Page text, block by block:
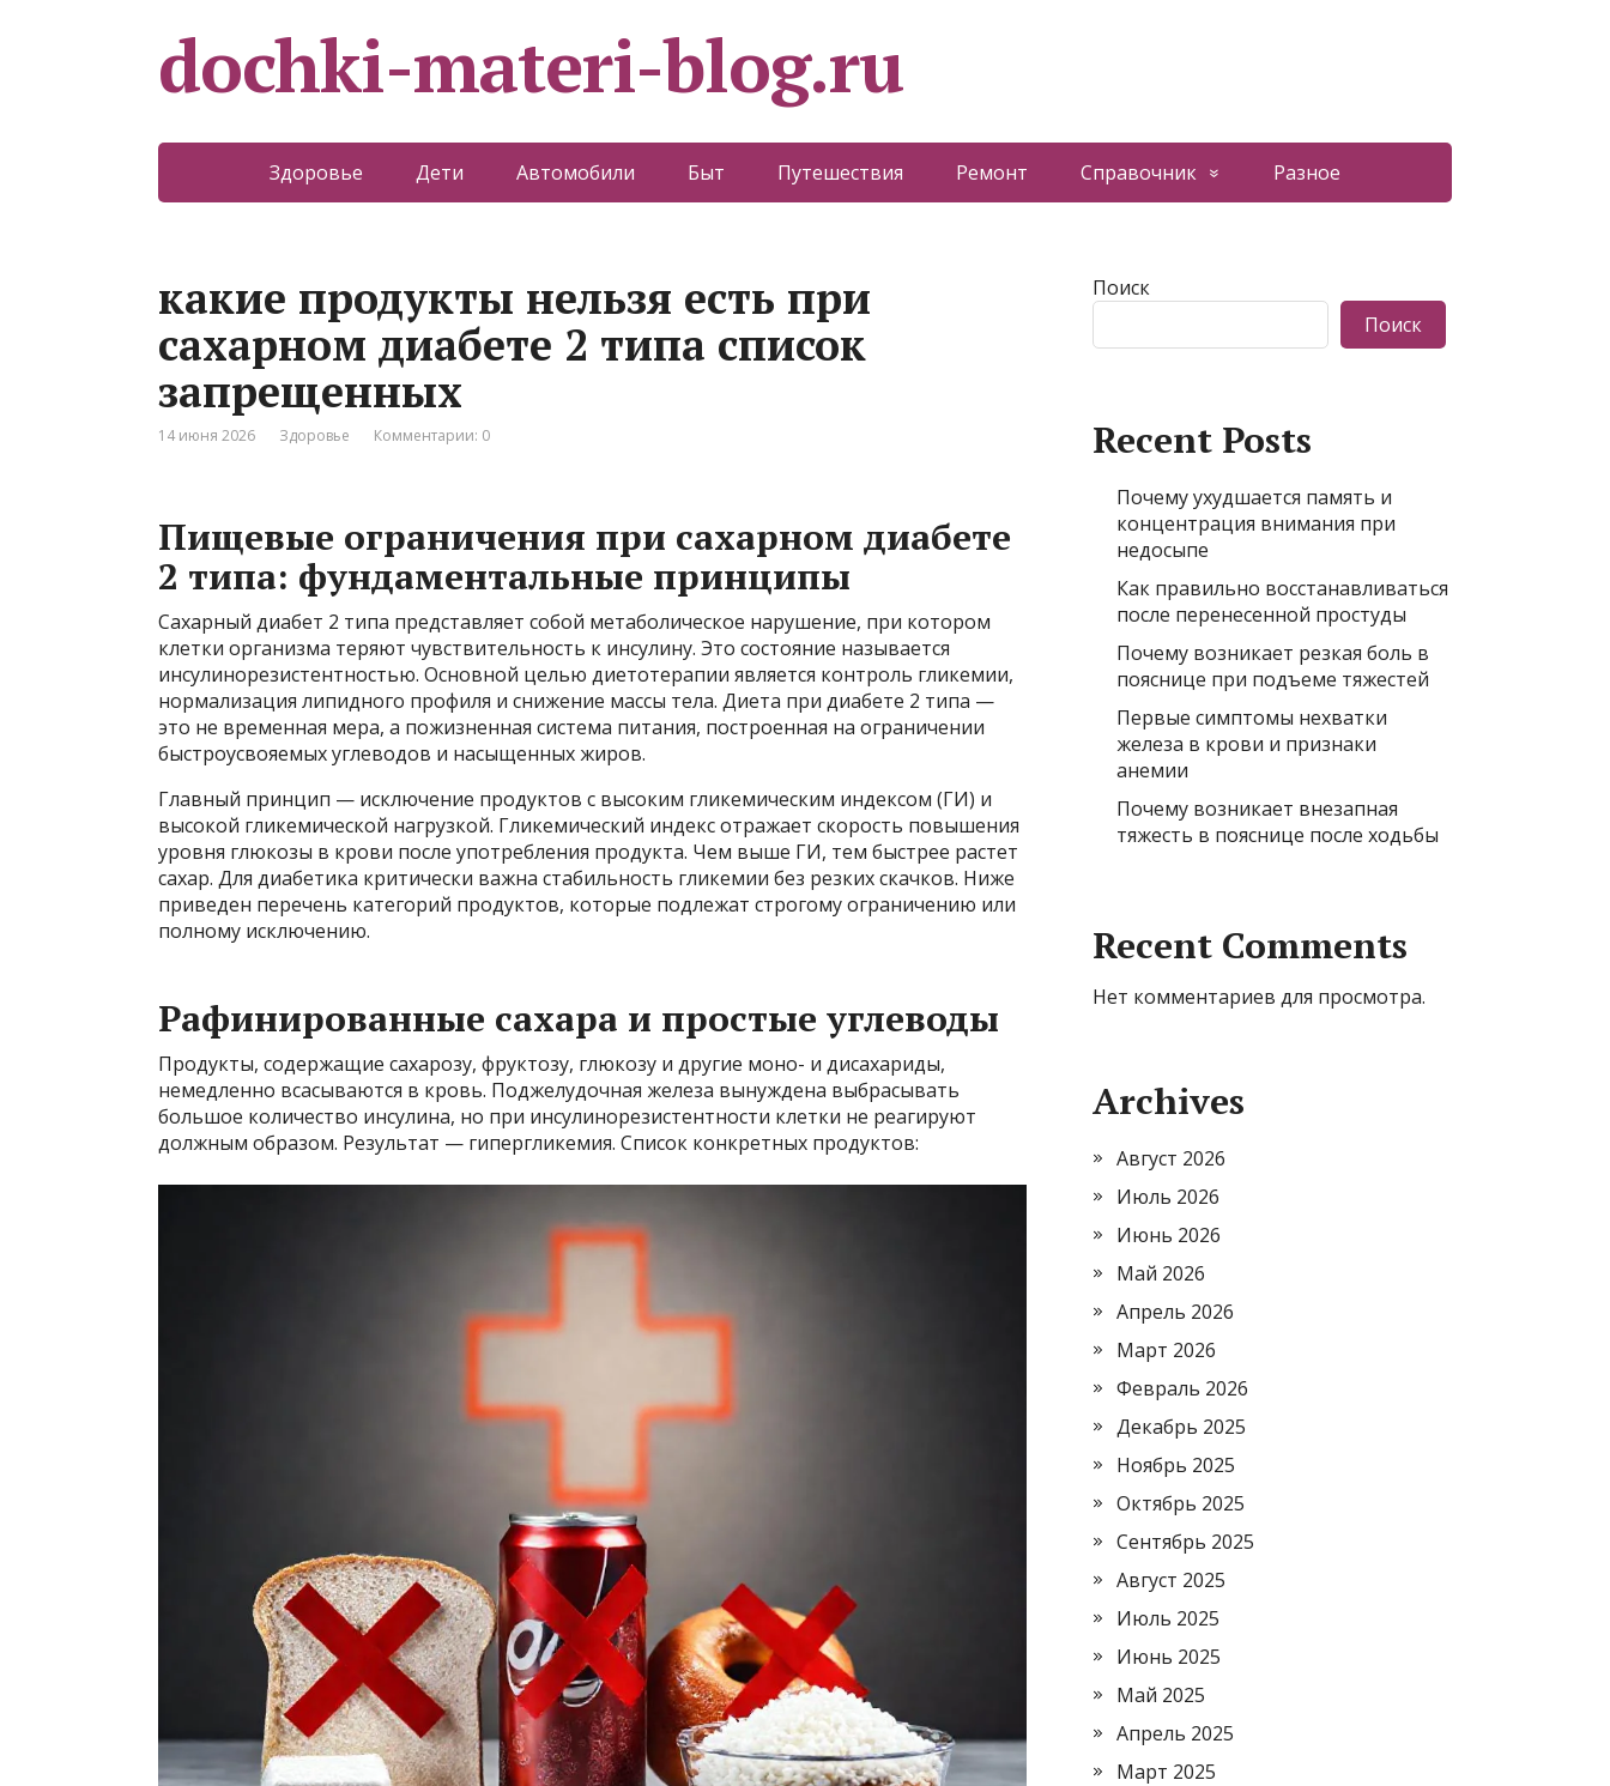
dochki-materi-blog.ru
Здоровье Дети Автомобили Быт Путешествия Ремонт Справочник Разное
какие продукты нельзя есть при
сахарном диабете 2 типа список
запрещенных
14 июня 2026 Здоровье Комментарии: 0
Пищевые ограничения при сахарном диабете
2 типа: фундаментальные принципы
Сахарный диабет 2 типа представляет собой метаболическое нарушение, при котором
клетки организма теряют чувствительность к инсулину. Это состояние называется
инсулинорезистентностью. Основной целью диетотерапии является контроль гликемии,
нормализация липидного профиля и снижение массы тела. Диета при диабете 2 типа —
это не временная мера, а пожизненная система питания, построенная на ограничении
быстроусвояемых углеводов и насыщенных жиров.
Главный принцип — исключение продуктов с высоким гликемическим индексом (ГИ) и
высокой гликемической нагрузкой. Гликемический индекс отражает скорость повышения
уровня глюкозы в крови после употребления продукта. Чем выше ГИ, тем быстрее растет
сахар. Для диабетика критически важна стабильность гликемии без резких скачков. Ниже
приведен перечень категорий продуктов, которые подлежат строгому ограничению или
полному исключению.
Рафинированные сахара и простые углеводы
Продукты, содержащие сахарозу, фруктозу, глюкозу и другие моно- и дисахариды,
немедленно всасываются в кровь. Поджелудочная железа вынуждена выбрасывать
большое количество инсулина, но при инсулинорезистентности клетки не реагируют
должным образом. Результат — гипергликемия. Список конкретных продуктов:
Поиск
Поиск
Recent Posts
Почему ухудшается память и
концентрация внимания при
недосыпе
Как правильно восстанавливаться
после перенесенной простуды
Почему возникает резкая боль в
пояснице при подъеме тяжестей
Первые симптомы нехватки
железа в крови и признаки
анемии
Почему возникает внезапная
тяжесть в пояснице после ходьбы
Recent Comments
Нет комментариев для просмотра.
Archives
Август 2026
Июль 2026
Июнь 2026
Май 2026
Апрель 2026
Март 2026
Февраль 2026
Декабрь 2025
Ноябрь 2025
Октябрь 2025
Сентябрь 2025
Август 2025
Июль 2025
Июнь 2025
Май 2025
Апрель 2025
Март 2025